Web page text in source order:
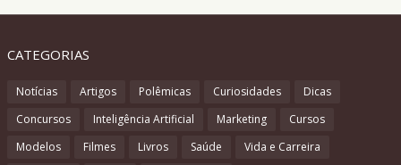
CATEGORIAS
Notícias Artigos Polêmicas Curiosidades
Dicas
Concursos
Inteligência Artificial Marketing
Cursos
Modelos
Filmes Livros Saúde
Vida e Carreira